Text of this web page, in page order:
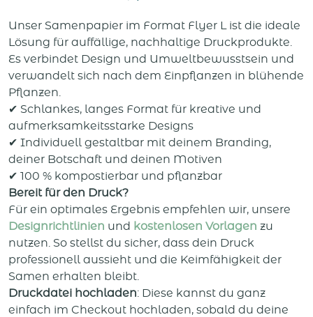
Unser Samenpapier im Format Flyer L ist die ideale
Lösung für auffällige, nachhaltige Druckprodukte.
Es verbindet Design und Umweltbewusstsein und
verwandelt sich nach dem Einpflanzen in blühende
Pflanzen.
✔ Schlankes, langes Format für kreative und
aufmerksamkeitsstarke Designs
✔ Individuell gestaltbar mit deinem Branding,
deiner Botschaft und deinen Motiven
✔ 100 % kompostierbar und pflanzbar
Bereit für den Druck?
Für ein optimales Ergebnis empfehlen wir, unsere
Designrichtlinien und kostenlosen Vorlagen zu
nutzen. So stellst du sicher, dass dein Druck
professionell aussieht und die Keimfähigkeit der
Samen erhalten bleibt.
Druckdatei hochladen: Diese kannst du ganz
einfach im Checkout hochladen, sobald du deine